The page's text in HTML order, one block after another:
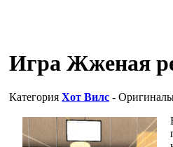
Игра Жженая
Категория Хот Вилс -